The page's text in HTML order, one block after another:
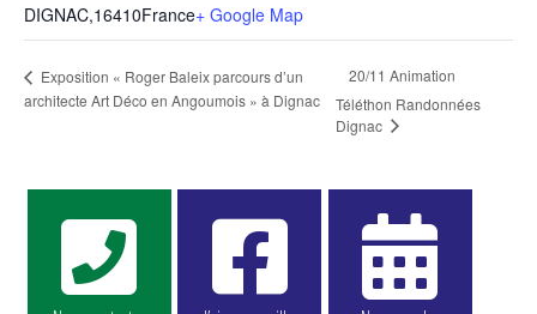
DIGNAC,16410France+ Google Map
Exposition « Roger Baleix parcours d’un
architecte Art Déco en Angoumois » à Dignac
20/11 Animation
Téléthon Randonnées
Dignac